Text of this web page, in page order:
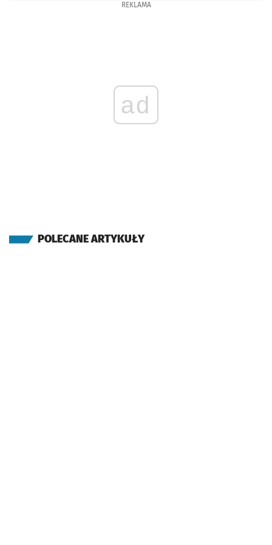
REKLAMA
ad
POLECANE ARTYKUŁY